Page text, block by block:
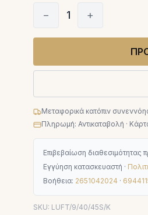
− 1 +
Μεταφορικά κατόπιν
Πληρωμή: Αντικαταβολή ·
Επιβεβαίωση διαθεσιμότητας
Εγγύηση κατασκευαστή ·
Βοήθεια: 2651042024 ·
SKU: LUFT/9/40/45S/K